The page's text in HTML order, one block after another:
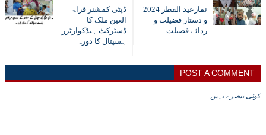
نمازعید الفطر 2024
و دستار فضیلت و
ردائے فضیلت
ڈپٹی کمشنر قراۃ
العین ملک کا
ڈسٹرکٹ ہیڈکوارٹرز
ہسپتال کا دورہ
POST A COMMENT
کوئی تبصرے نہیں